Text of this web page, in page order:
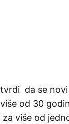
da se
od 30
više od